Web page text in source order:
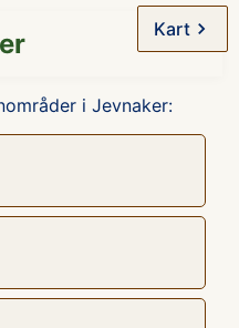
Kart
i Jevnaker: